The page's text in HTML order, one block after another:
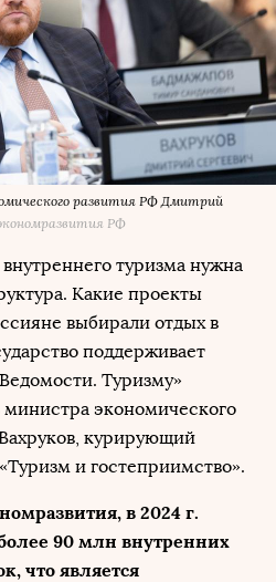
развития РФ Дмитрий
РФ
туризма нужна
Какие проекты
выбирали отдых в
поддерживает
Туризму»
министра экономического
курирующий
и гостеприимство».
в 2024 г.
90 млн внутренних
что является